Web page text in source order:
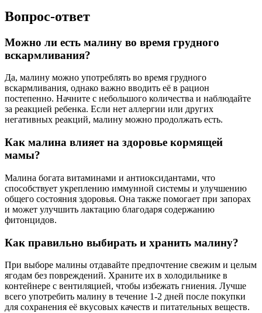
Вопрос-ответ
Можно ли есть малину во время грудного
вскармливания?
Да, малину можно употреблять во время грудного
вскармливания, однако важно вводить её в рацион
постепенно. Начните с небольшого количества и наблюдайте
за реакцией ребенка. Если нет аллергии или других
негативных реакций, малину можно продолжать есть.
Как малина влияет на здоровье кормящей
мамы?
Малина богата витаминами и антиоксидантами, что
способствует укреплению иммунной системы и улучшению
общего состояния здоровья. Она также помогает при запорах
и может улучшить лактацию благодаря содержанию
фитонцидов.
Как правильно выбирать и хранить малину?
При выборе малины отдавайте предпочтение свежим и целым
ягодам без повреждений. Храните их в холодильнике в
контейнере с вентиляцией, чтобы избежать гниения. Лучше
всего употребить малину в течение 1-2 дней после покупки
для сохранения её вкусовых качеств и питательных веществ.